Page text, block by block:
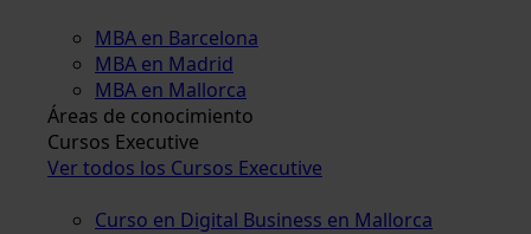
MBA en Barcelona
MBA en Madrid
MBA en Mallorca
Áreas de conocimiento
Cursos Executive
Ver todos los Cursos Executive
Curso en Digital Business en Mallorca